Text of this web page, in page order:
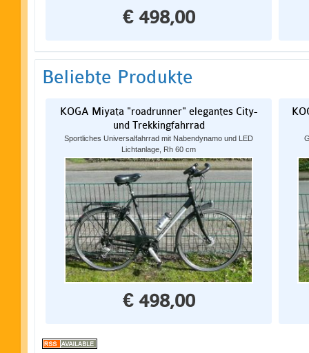
€ 498,00
Beliebte Produkte
KOGA Miyata "roadrunner" elegantes City-
und Trekkingfahrrad
Sportliches Universalfahrrad mit Nabendynamo und LED
Lichtanlage, Rh 60 cm
€ 498,00